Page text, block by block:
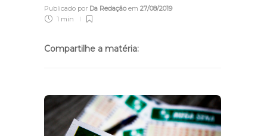
Publicado por Da Redaçãoem 27/08/2019
1 min
Compartilhe a matéria: